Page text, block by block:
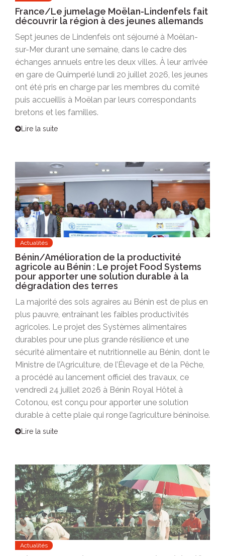
France/Le jumelage Moëlan-Lindenfels fait
découvrir la région à des jeunes allemands
Sept jeunes de Lindenfels ont séjourné à Moëlan-
sur-Mer durant une semaine, dans le cadre des
échanges annuels entre les deux villes. À leur arrivée
en gare de Quimperlé lundi 20 juillet 2026, les jeunes
ont été pris en charge par les membres du comité
puis accueillis à Moëlan par leurs correspondants
bretons et les familles.
Lire la suite
Actualités
Bénin/Amélioration de la productivité
agricole au Bénin : Le projet Food Systems
pour apporter une solution durable à la
dégradation des terres
La majorité des sols agraires au Bénin est de plus en
plus pauvre, entraînant les faibles productivités
agricoles. Le projet des Systèmes alimentaires
durables pour une plus grande résilience et une
sécurité alimentaire et nutritionnelle au Bénin, dont le
Ministre de l’Agriculture, de l’Élevage et de la Pêche,
a procédé au lancement officiel des travaux, ce
vendredi 24 juillet 2026 à Bénin Royal Hôtel à
Cotonou, est conçu pour apporter une solution
durable à cette plaie qui ronge l’agriculture béninoise.
Lire la suite
Actualités